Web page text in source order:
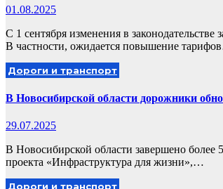
01.08.2025
С 1 сентября изменения в
В частности, ожидается повышение
Дороги и транспорт
В Новосибирской области дорожники
29.07.2025
В Новосибирской области завершено более
проекта «Инфраструктура для жизни»,…
Дороги и транспорт